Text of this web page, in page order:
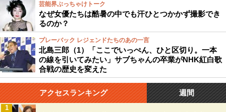
芸能界ぶっちゃけトーク
なぜ女優たちは酷暑の中でも汗ひとつかかず撮影でき
るのか？
プレーバック レジェンドたちのあの一言
北島三郎（1）「ここでいっぺん、ひと区切り。一本
の線を引いてみたい」サブちゃんの卒業がNHK紅白歌
合戦の歴史を変えた
アクセスランキング 週間
1